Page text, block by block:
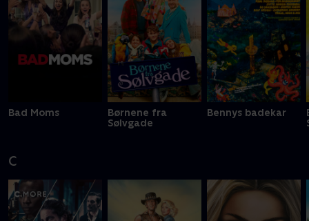
Bad Moms
Børnene fra
Sølvgade
Bennys badekar
C